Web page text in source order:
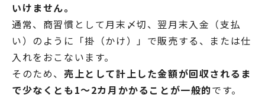
いけません。
通常、商習慣として月末〆切、翌月末入金（支払
い）のように「掛（かけ）」で販売する、または仕
入れをおこないます。
そのため、 売上として計上した金額が回収されるま
で少なくとも1～2カ月かかることが一般的です。